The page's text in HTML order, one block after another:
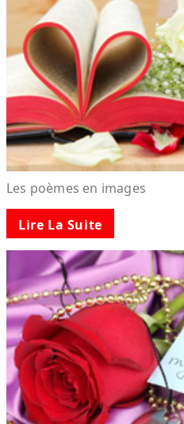
Les poèmes en images
Lire La Suite